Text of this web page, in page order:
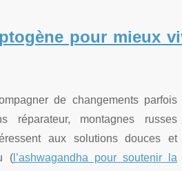
pour mieux
de changements parfois
réparateur, montagnes russes
aux solutions douces et
(l’ashwagandha pour soutenir la